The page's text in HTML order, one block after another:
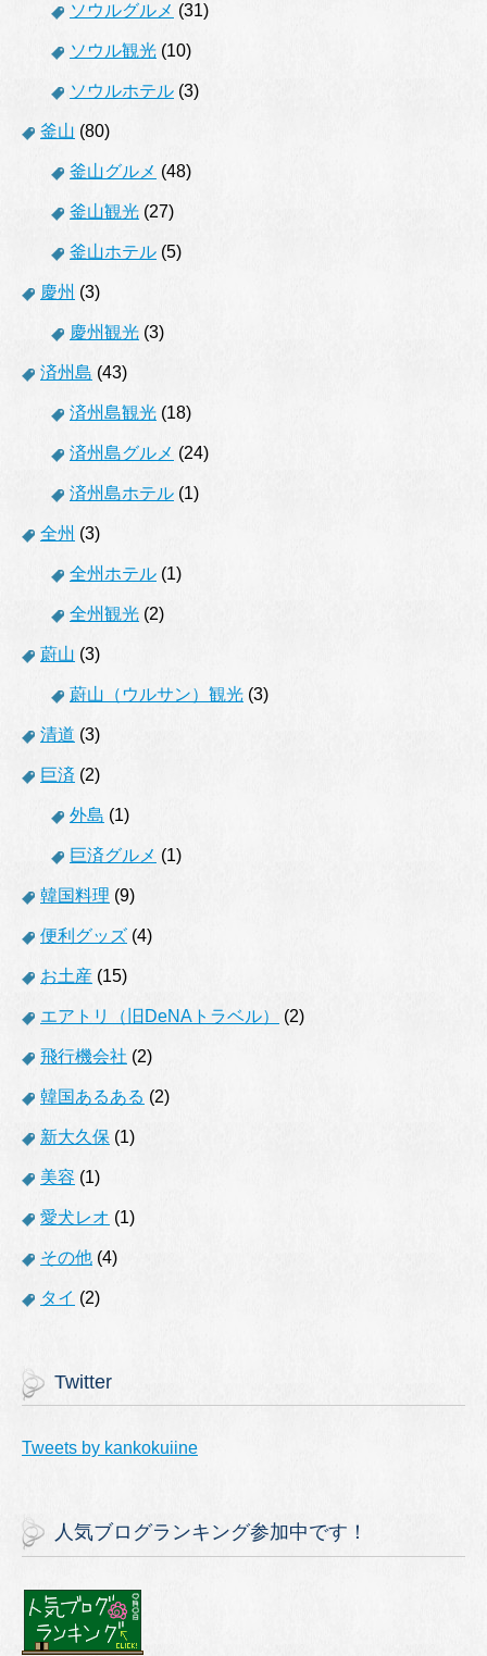
ソウルグルメ (31)
ソウル観光 (10)
ソウルホテル (3)
釜山 (80)
釜山グルメ (48)
釜山観光 (27)
釜山ホテル (5)
慶州 (3)
慶州観光 (3)
済州島 (43)
済州島観光 (18)
済州島グルメ (24)
済州島ホテル (1)
全州 (3)
全州ホテル (1)
全州観光 (2)
蔚山 (3)
蔚山（ウルサン）観光 (3)
清道 (3)
巨済 (2)
外島 (1)
巨済グルメ (1)
韓国料理 (9)
便利グッズ (4)
お土産 (15)
エアトリ（旧DeNAトラベル） (2)
飛行機会社 (2)
韓国あるある (2)
新大久保 (1)
美容 (1)
愛犬レオ (1)
その他 (4)
タイ (2)
Twitter
Tweets by kankokuiine
人気ブログランキング参加中です！